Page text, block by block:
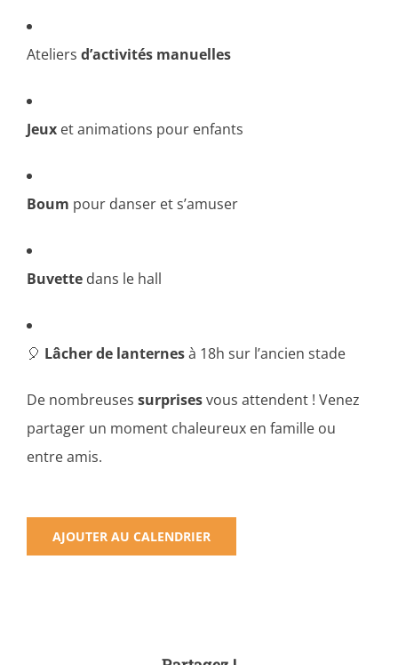
Ateliers d’activités manuelles
Jeux et animations pour enfants
Boum pour danser et s’amuser
Buvette dans le hall
🎈 Lâcher de lanternesà 18h sur l’ancien stade
De nombreuses surprisesvous attendent ! Venez
partager un moment chaleureux en famille ou
entre amis.
AJOUTER AU CALENDRIER